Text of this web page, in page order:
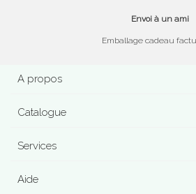
Envoi à un ami
Emballage cadeau
A propos
Catalogue
Services
Aide